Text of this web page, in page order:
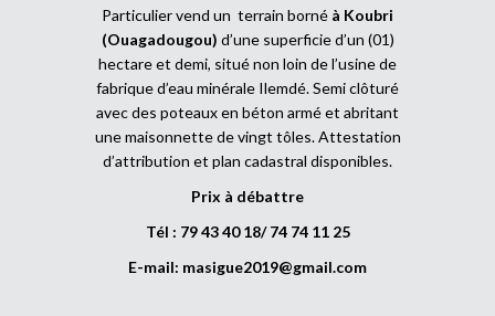
Particulier vend un terrain borné à Koubri
(Ouagadougou) d’une superficie d’un (01)
hectare et demi, situé non loin de l’usine de
fabrique d’eau minérale Ilemdé. Semi clôturé
avec des poteaux en béton armé et abritant
une maisonnette de vingt tôles. Attestation
d’attribution et plan cadastral disponibles.
Prix à débattre
Tél : 79 43 40 18/ 74 74 11 25
E-mail: masigue2019@gmail.com